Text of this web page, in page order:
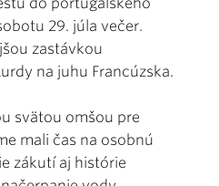
29. júla večer.
zastávkou
na juhu Francúzska.
svätou omšou pre
mali čas na osobnú
zákutí aj histórie